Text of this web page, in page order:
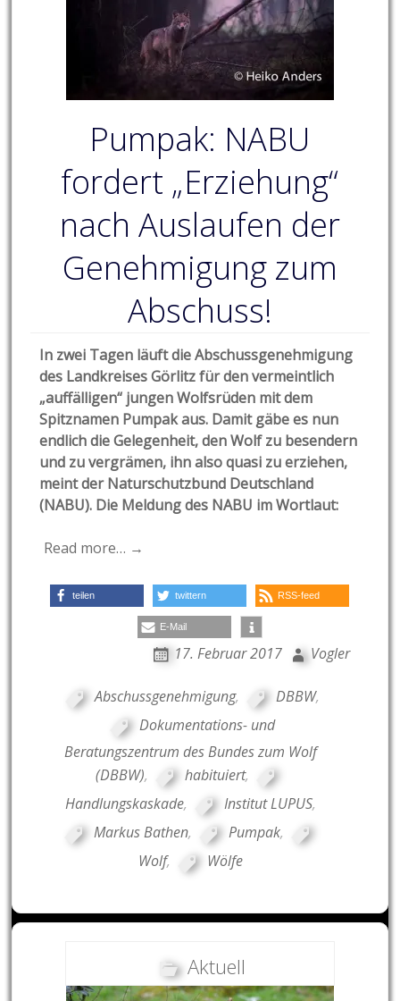
Pumpak: NABU
fordert „Erziehung“
nach Auslaufen der
Genehmigung zum
Abschuss!
In zwei Tagen läuft die Abschussgenehmigung
des Landkreises Görlitz für den vermeintlich
„auffälligen“ jungen Wolfsrüden mit dem
Spitznamen Pumpak aus. Damit gäbe es nun
endlich die Gelegenheit, den Wolf zu besendern
und zu vergrämen, ihn also quasi zu erziehen,
meint der Naturschutzbund Deutschland
(NABU). Die Meldung des NABU im Wortlaut:
Read more… →
teilen twittern RSS-feed
E-Mail
17. Februar 2017 Vogler
Abschussgenehmigung, DBBW,
Dokumentations- und
Beratungszentrum des Bundes zum Wolf
(DBBW), habituiert,
Handlungskaskade, Institut LUPUS,
Markus Bathen, Pumpak,
Wolf, Wölfe
Aktuell